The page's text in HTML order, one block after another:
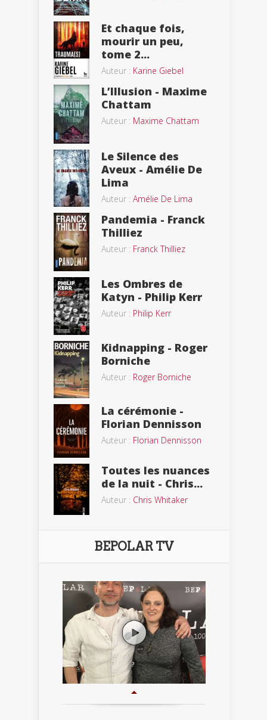
Et chaque fois,
mourir un peu,
tome 2...
Auteur : Karine Giebel
L’Illusion - Maxime
Chattam
Auteur : Maxime Chattam
Le Silence des
Aveux - Amélie De
Lima
Auteur : Amélie De Lima
Pandemia - Franck
Thilliez
Auteur : Franck Thilliez
Les Ombres de
Katyn - Philip Kerr
Auteur : Philip Kerr
Kidnapping - Roger
Borniche
Auteur : Roger Borniche
La cérémonie -
Florian Dennisson
Auteur : Florian Dennisson
Toutes les nuances
de la nuit - Chris...
Auteur : Chris Whitaker
BEPOLAR TV